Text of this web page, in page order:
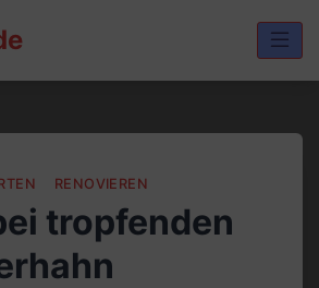
RENOVIEREN
tropfenden